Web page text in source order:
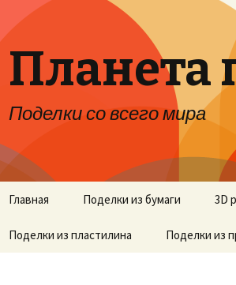
Планета
Поделки со всего мира
Перейти к содержимому
Главная Поделки из бумаги 3D
Поделки из пластилина Поделки из